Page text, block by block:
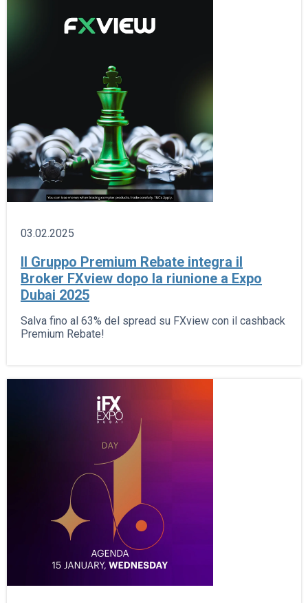
03.02.2025
Il Gruppo Premium Rebate integra il
Broker FXview dopo la riunione a Expo
Dubai 2025
Salva fino al 63% del spread su FXview con il cashback
Premium Rebate!